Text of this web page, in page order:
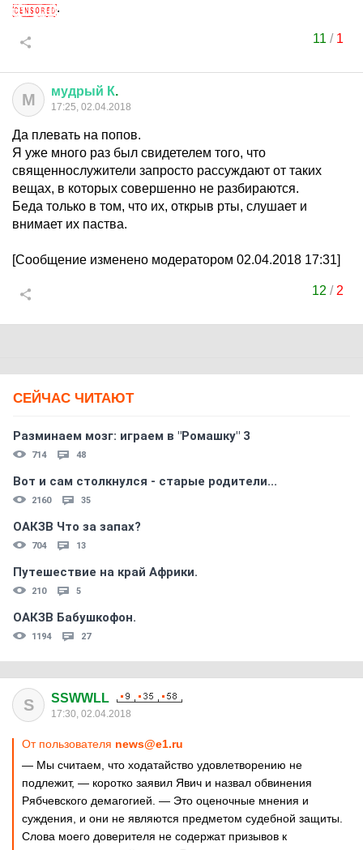
.
11 / 1
М мудрый К.
17:25, 02.04.2018
Да плевать на попов.
Я уже много раз был свидетелем того, что
священнослужители запросто рассуждают от таких
вещах, в которых совершенно не разбираются.
Беда только в том, что их, открыв рты, слушает и
внимает их паства.
[Сообщение изменено модератором 02.04.2018 17:31]
12 / 2
СЕЙЧАС ЧИТАЮТ
Разминаем мозг: играем в "Ромашку" 3
714 48
Вот и сам столкнулся - старые родители...
2160 35
ОАКЗВ Что за запах?
704 13
Путешествие на край Африки.
210 5
ОАКЗВ Бабушкофон.
1194 27
S SSWWLL
17:30, 02.04.2018
От пользователя news@e1.ru
— Мы считаем, что ходатайство удовлетворению не
подлежит, — коротко заявил Явич и назвал обвинения
Рябчевского демагогией. — Это оценочные мнения и
суждения, и они не являются предметом судебной защиты.
Слова моего доверителя не содержат призывов к